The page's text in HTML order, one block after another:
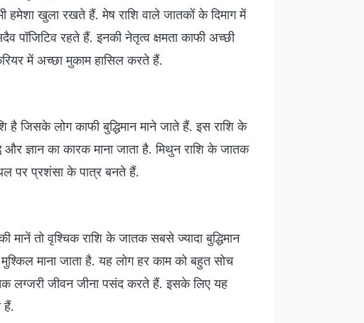
खुला रखते हैं. मेष राशि वाले जातकों के दिमाग में
रहते हैं. इनकी नेतृत्व क्षमता काफी अच्छी
में अच्छा मुकाम हासिल करते हैं.
है जिसके लोग काफी बुद्धिमान माने जाते हैं. इस राशि के
ज्ञान का कारक माना जाता है. मिथुन राशि के जातक
पर प्रशंसा के पात्र बनते हैं.
मानें तो वृश्चिक राशि के जातक सबसे ज्यादा बुद्धिमान
माना जाता है. यह लोग हर काम को बहुत सोच
लग्जरी जीवन जीना पसंद करते हैं. इसके लिए यह
हैं.